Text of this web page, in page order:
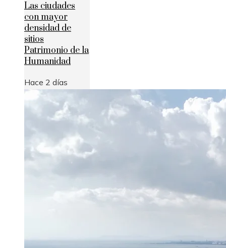
Las ciudades
con mayor
densidad de
sitios
Patrimonio de la
Humanidad
Hace 2 días